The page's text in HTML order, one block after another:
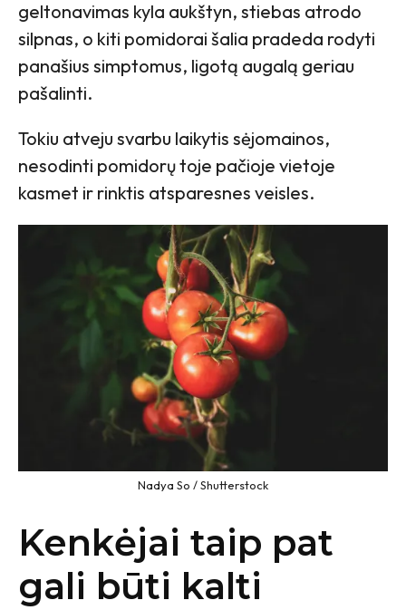
geltonavimas kyla aukštyn, stiebas atrodo
silpnas, o kiti pomidorai šalia pradeda rodyti
panašius simptomus, ligotą augalą geriau
pašalinti.
Tokiu atveju svarbu laikytis sėjomainos,
nesodinti pomidorų toje pačioje vietoje
kasmet ir rinktis atsparesnes veisles.
Nadya So / Shutterstock
Kenkėjai taip pat
gali būti kalti